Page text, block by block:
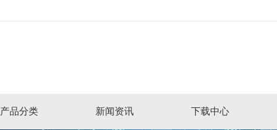
产品分类 新闻资讯 下载中心